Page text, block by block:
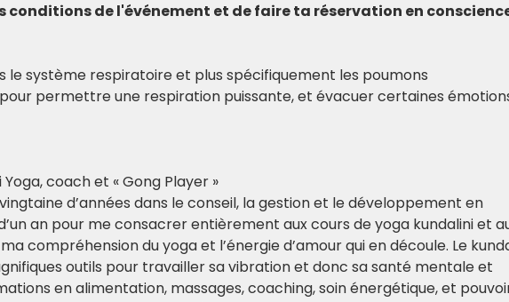
conditions de l'événement et de faire ta réservation en
système respiratoire et plus spécifiquement les poumons
permettre une respiration puissante, et évacuer certaines
coach et « Gong Player »
vingtaine d’années dans le conseil, la gestion et le développement en
an pour me consacrer entièrement aux cours de yoga kundalini et
compréhension du yoga et l’énergie d’amour qui en découle. Le
outils pour travailler sa vibration et donc sa santé mentale et
en alimentation, massages, coaching, soin énergétique, et